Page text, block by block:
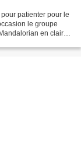
patienter pour le
le groupe
en clair